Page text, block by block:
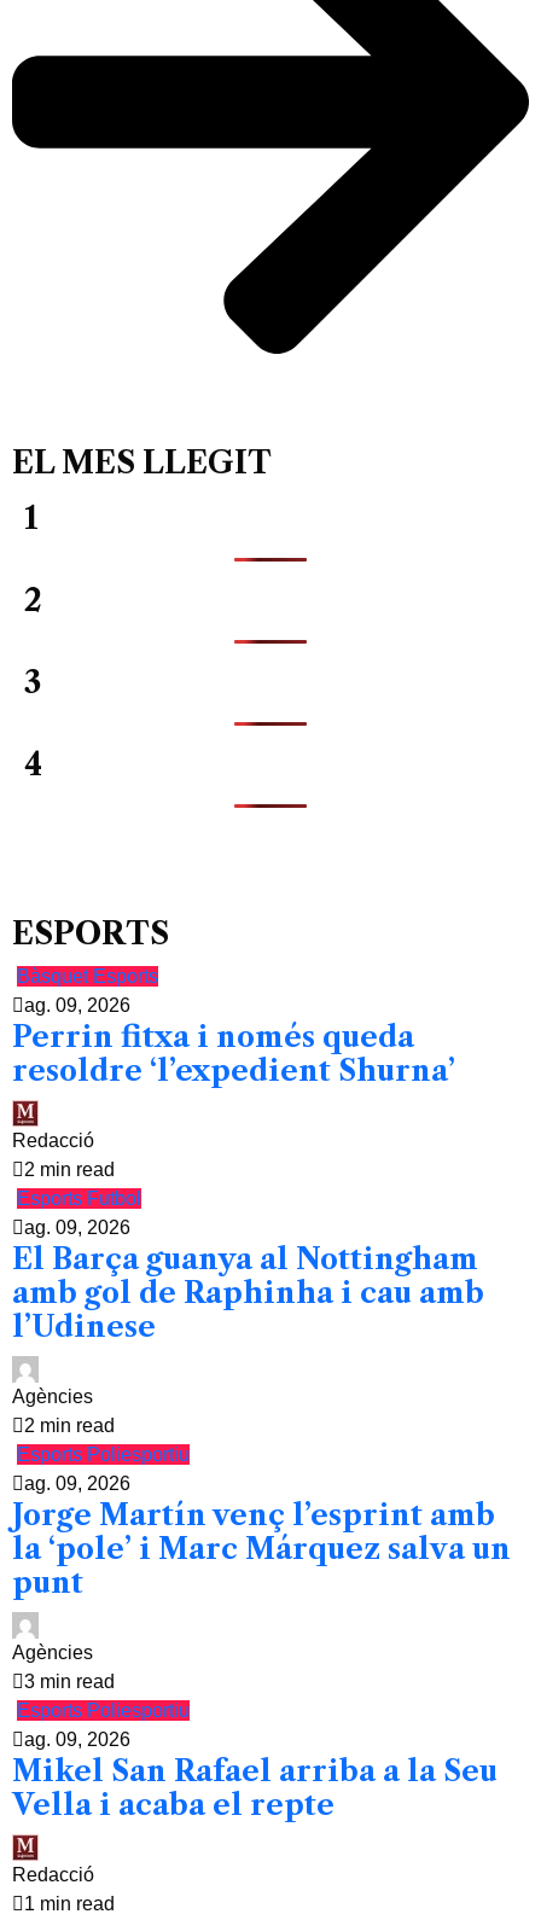
EL MES LLEGIT
1
2
3
4
ESPORTS
Bàsquet Esports
ag. 09, 2026
Perrin fitxa i només queda
resoldre ‘l’expedient Shurna’
Redacció
2 min read
Esports Futbol
ag. 09, 2026
El Barça guanya al Nottingham
amb gol de Raphinha i cau amb
l’Udinese
Agències
2 min read
Esports Poliesportiu
ag. 09, 2026
Jorge Martín venç l’esprint amb
la ‘pole’ i Marc Márquez salva un
punt
Agències
3 min read
Esports Poliesportiu
ag. 09, 2026
Mikel San Rafael arriba a la Seu
Vella i acaba el repte
Redacció
1 min read